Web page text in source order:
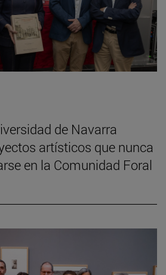
de Navarra
artísticos que nunca
en la Comunidad Foral